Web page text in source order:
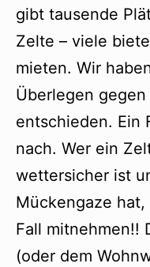
gibt tausende
Zelte – viele
mieten. Wir
Überlegen
entschieden. Ein
nach. Wer ein
wettersicher ist
Mückengaze
Fall mitnehmen!!
(oder dem